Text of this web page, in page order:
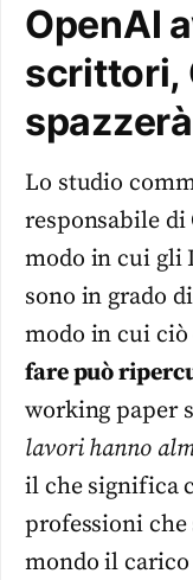
OpenAI
scrittori,
Lo studio
responsabile di
modo in cui gli
sono in grado
modo in cui ciò
fare può
working paper
lavori hanno
il che significa
professioni
mondo il